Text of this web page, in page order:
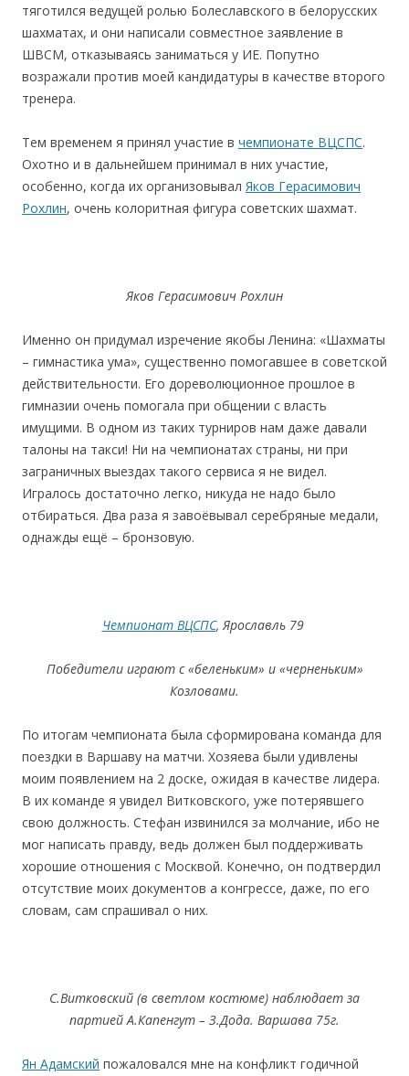
тяготился ведущей ролью Болеславского в белорусских
шахматах, и они написали совместное заявление в
ШВСМ, отказываясь заниматься у ИЕ. Попутно
возражали против моей кандидатуры в качестве второго
тренера.
Тем временем я принял участие в чемпионате ВЦСПС.
Охотно и в дальнейшем принимал в них участие,
особенно, когда их организовывал Яков Герасимович
Рохлин, очень колоритная фигура советских шахмат.
Яков Герасимович Рохлин
Именно он придумал изречение якобы Ленина: «Шахматы
– гимнастика ума», существенно помогавшее в советской
действительности. Его дореволюционное прошлое в
гимназии очень помогала при общении с власть
имущими. В одном из таких турниров нам даже давали
талоны на такси! Ни на чемпионатах страны, ни при
заграничных выездах такого сервиса я не видел.
Игралось достаточно легко, никуда не надо было
отбираться. Два раза я завоёвывал серебряные медали,
однажды ещё – бронзовую.
Чемпионат ВЦСПС, Ярославль 79
Победители играют с «беленьким» и «черненьким»
Козловами.
По итогам чемпионата была сформирована команда для
поездки в Варшаву на матчи. Хозяева были удивлены
моим появлением на 2 доске, ожидая в качестве лидера.
В их команде я увидел Витковского, уже потерявшего
свою должность. Стефан извинился за молчание, ибо не
мог написать правду, ведь должен был поддерживать
хорошие отношения с Москвой. Конечно, он подтвердил
отсутствие моих документов а конгрессе, даже, по его
словам, сам спрашивал о них.
С.Витковский (в светлом костюме) наблюдает за
партией А.Капенгут – З.Дода. Варшава 75г.
Ян Адамский пожаловался мне на конфликт годичной